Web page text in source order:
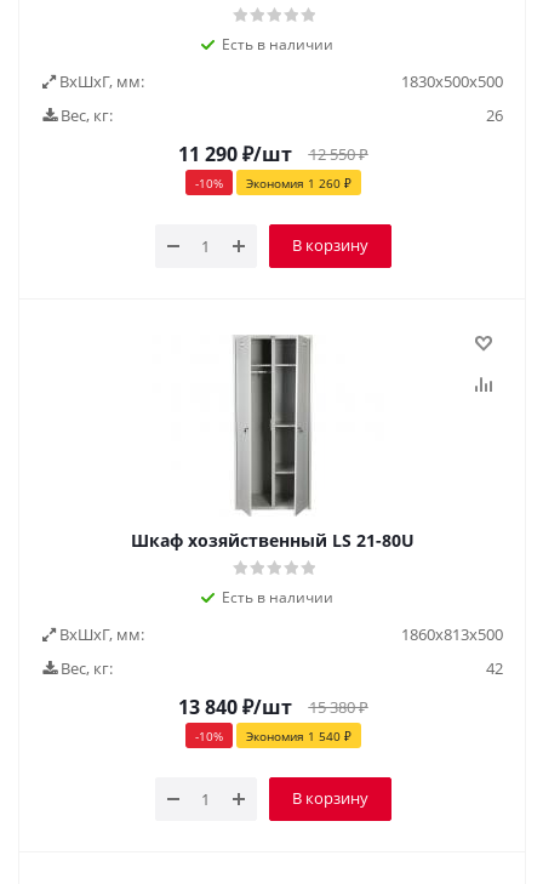
Есть в наличии
ВxШxГ, мм:
1830х500х500
Вес, кг:
26
11 290₽/шт 12 550₽
-10% Экономия 1 260₽
В корзину
Шкаф хозяйственный LS 21-80U
Есть в наличии
ВxШxГ, мм:
1860х813х500
Вес, кг:
42
13 840₽/шт 15 380₽
-10% Экономия 1 540₽
В корзину